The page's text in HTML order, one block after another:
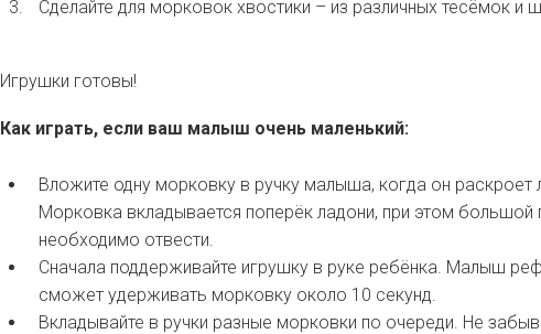
Сделайте для морковок хвостики – из различных тесёмок и
Игрушки готовы!
Как играть, если ваш малыш очень маленький:
Вложите одну морковку в ручку малыша, когда он раскроет
Морковка вкладывается поперёк ладони, при этом большой
необходимо отвести.
Сначала поддерживайте игрушку в руке ребёнка. Малыш
сможет удерживать морковку около 10 секунд.
Вкладывайте в ручки разные морковки по очереди. Не